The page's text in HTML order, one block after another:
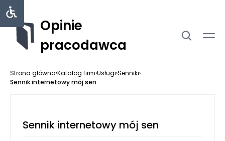
Opinie
pracodawca
Strona główna›Katalog firm›Usługi›Senniki›
Sennik internetowy mój sen
Sennik internetowy mój sen